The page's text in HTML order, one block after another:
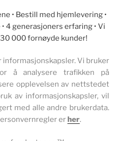
• Bestill med hjemlevering •
4 generasjoners erfaring • Vi
000 fornøyde kunder!
Vi bruker
å analysere trafikken på
opplevelsen av nettstedet
av informasjonskapsler, vil
med alle andre brukerdata.
erher.